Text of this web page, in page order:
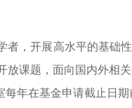
者，开展高水平的基础
放课题，面向国内外相
年在基金申请截止日期